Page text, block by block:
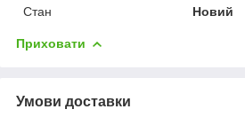
Стан
Новий
Приховати
Умови доставки